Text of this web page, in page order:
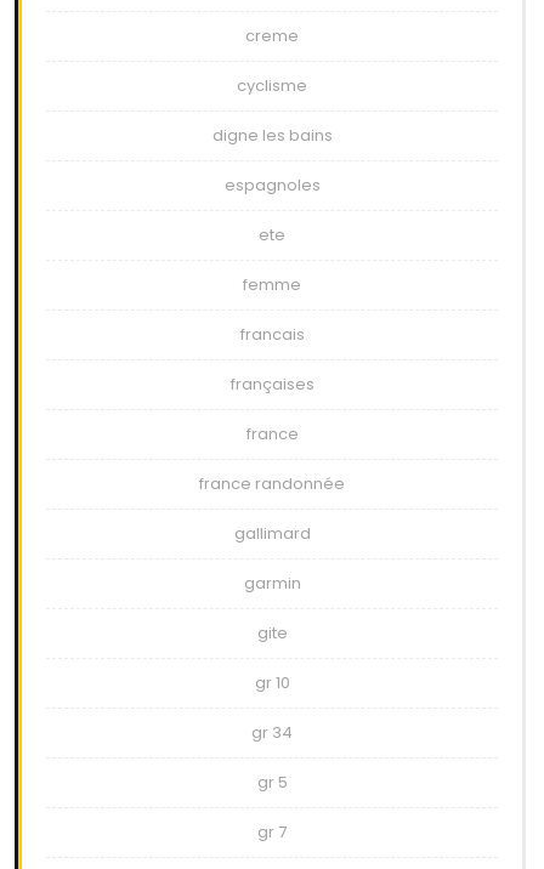
creme
cyclisme
digne les bains
espagnoles
ete
femme
francais
françaises
france
france randonnée
gallimard
garmin
gite
gr 10
gr 34
gr 5
gr 7